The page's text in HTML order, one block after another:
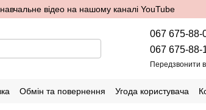
навчальне відео на нашому каналі YouTube
067 675-88-
067 675-88-
Передзвонити
Обмін та повернення Угода користувача